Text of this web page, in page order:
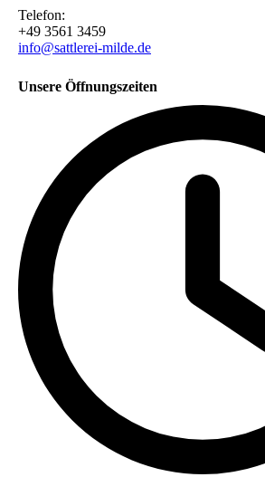
Telefon:
+49 3561 3459
info@sattlerei-milde.de
Unsere Öffnungszeiten